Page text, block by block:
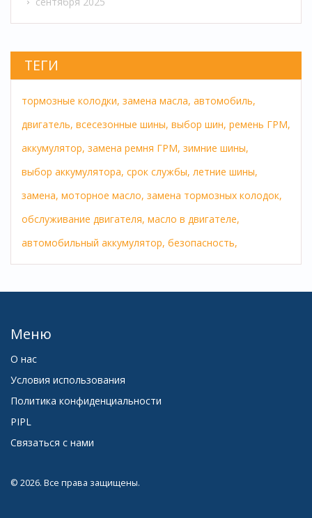
ТЕГИ
тормозные колодки, замена масла, автомобиль,
двигатель, всесезонные шины, выбор шин, ремень ГРМ,
аккумулятор, замена ремня ГРМ, зимние шины,
выбор аккумулятора, срок службы, летние шины,
замена, моторное масло, замена тормозных колодок,
обслуживание двигателя, масло в двигателе,
автомобильный аккумулятор, безопасность,
Меню
О нас
Условия использования
Политика конфиденциальности
PIPL
Связаться с нами
© 2026. Все права защищены.